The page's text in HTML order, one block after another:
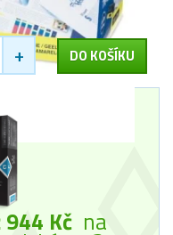
+ DO KOŠÍKU
944 Kč na